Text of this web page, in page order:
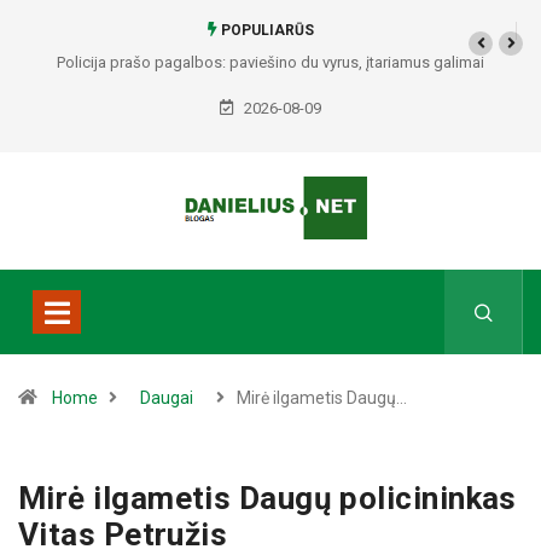
POPULIARŪS
galimai
Alytuje ARO šturmavo butą: sulaikytas vyras, kratos metu
Seirijuose – įtariami narkotikai BMW automobilyje
2026-08-09
Home Daugai Mirė ilgametis Daugų…
Mirė ilgametis Daugų policininkas
Vitas Petružis